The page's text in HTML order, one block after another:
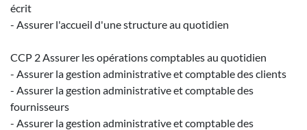
écrit
- Assurer l'accueil d'une structure au quotidien
CCP 2 Assurer les opérations comptables au quotidien
- Assurer la gestion administrative et comptable des clients
- Assurer la gestion administrative et comptable des
fournisseurs
- Assurer la gestion administrative et comptable des